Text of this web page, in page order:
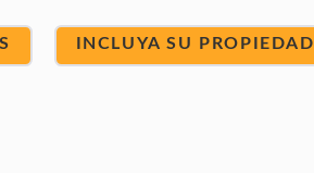
INCLUYA SU PROPIEDAD